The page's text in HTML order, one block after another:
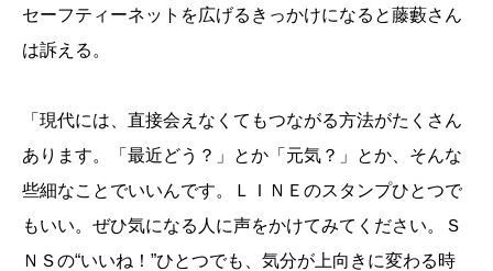
セーフティーネットを広げるきっかけになると藤藪さん
は訴える。
「現代には、直接会えなくてもつながる方法がたくさん
あります。「最近どう？」とか「元気？」とか、そんな
些細なことでいいんです。ＬＩＮＥのスタンプひとつで
もいい。ぜひ気になる人に声をかけてみてください。Ｓ
ＮＳの“いいね！”ひとつでも、気分が上向きに変わる時